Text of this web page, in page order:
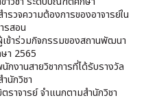
รวจความต้องการของอาจารย์ใน
รสอน
เข้าร่วมกิจกรรมของสถานพัฒนา
า 2565
กงานสายวิชาการที่ได้รับรางวัล
นักวิชา
ราจารย์ จำแนกตามสำนักวิชา